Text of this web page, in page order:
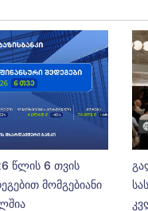
წლის 6 თვის
მომგებიანი